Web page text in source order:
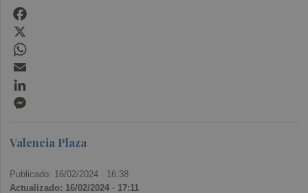
Valencia Plaza
Publicado: 16/02/2024 · 16:38
Actualizado: 16/02/2024 · 17:11